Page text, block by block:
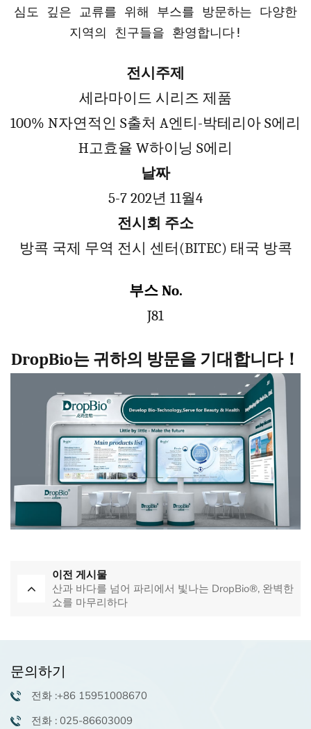
심도 깊은 교류를 위해 부스를 방문하는 다양한
지역의 친구들을 환영합니다!
전시주제
세라마이드 시리즈 제품
100% N자연적인 S출처 A엔티-박테리아 S에리
H고효율 W하이닝 S에리
날짜
5-7 202년 11월4
전시회 주소
방콕 국제 무역 전시 센터(BITEC) 태국 방콕
부스 No.
J81
DropBio는 귀하의 방문을 기대합니다！
이전 게시물
산과 바다를 넘어 파리에서 빛나는 DropBio®, 완벽한
쇼를 마무리하다
문의하기
전화 :+86 15951008670
전화 : 025-86603009